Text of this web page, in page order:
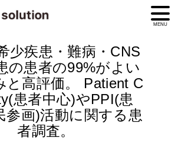
MENU
少疾患・難病・CNS
の患者の99%がよい
と高評価。 Patient C
患者中心)やPPI(患
参画)活動に関する患
者調査。